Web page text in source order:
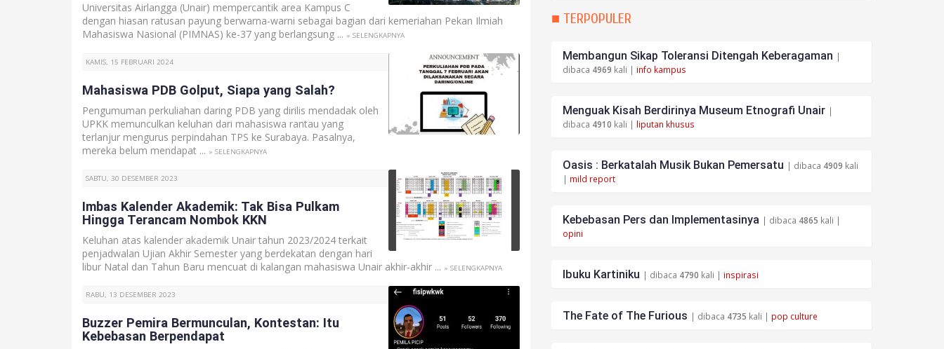
Universitas Airlangga (Unair) mempercantik area Kampus C
dengan hiasan ratusan payung berwarna-warni sebagai bagian dari kemeriahan Pekan Ilmiah
Mahasiswa Nasional (PIMNAS) ke-37 yang berlangsung ... » SELENGKAPNYA
KAMIS, 15 FEBRUARI 2024
Mahasiswa PDB Golput, Siapa yang Salah?
Pengumuman perkuliahan daring PDB yang dirilis mendadak oleh
UPKK memunculkan keluhan dari mahasiswa rantau yang
terlanjur mengurus perpindahan TPS ke Surabaya. Pasalnya,
mereka belum mendapat ... » SELENGKAPNYA
SABTU, 30 DESEMBER 2023
Imbas Kalender Akademik: Tak Bisa Pulkam
Hingga Terancam Nombok KKN
Keluhan atas kalender akademik Unair tahun 2023/2024 terkait
penjadwalan Ujian Akhir Semester yang berdekatan dengan hari
libur Natal dan Tahun Baru mencuat di kalangan mahasiswa Unair akhir-akhir ... » SELENGKAPNYA
RABU, 13 DESEMBER 2023
Buzzer Pemira Bermunculan, Kontestan: Itu
Kebebasan Berpendapat
■ TERPOPULER
Membangun Sikap Toleransi Ditengah Keberagaman |
dibaca 4969 kali | info kampus
Menguak Kisah Berdirinya Museum Etnografi Unair |
dibaca 4910 kali | liputan khusus
Oasis : Berkatalah Musik Bukan Pemersatu | dibaca 4909 kali
| mild report
Kebebasan Pers dan Implementasinya | dibaca 4865 kali |
opini
Ibuku Kartiniku | dibaca 4790 kali | inspirasi
The Fate of The Furious | dibaca 4735 kali | pop culture